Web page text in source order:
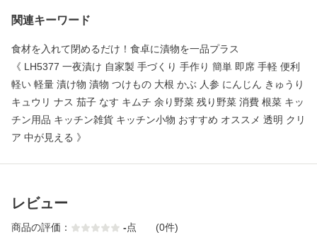
関連キーワード
食材を入れて閉めるだけ！食卓に漬物を一品プラス
《 LH5377 一夜漬け 自家製 手づくり 手作り 簡単 即席 手軽 便利
軽い 軽量 漬け物 漬物 つけもの 大根 かぶ 人参 にんじん きゅうり
キュウリ ナス 茄子 なす キムチ 余り野菜 残り野菜 消費 根菜 キッ
チン用品 キッチン雑貨 キッチン小物 おすすめ オススメ 透明 クリ
ア 中が見える 》
レビュー
商品の評価： -点 (0件)